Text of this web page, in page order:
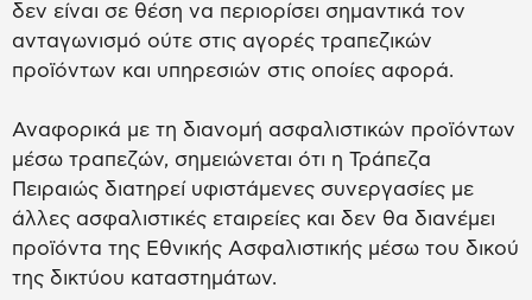
δεν είναι σε θέση να περιορίσει σημαντικά τον
ανταγωνισμό ούτε στις αγορές τραπεζικών
προϊόντων και υπηρεσιών στις οποίες αφορά.
Αναφορικά με τη διανομή ασφαλιστικών προϊόντων
μέσω τραπεζών, σημειώνεται ότι η Τράπεζα
Πειραιώς διατηρεί υφιστάμενες συνεργασίες με
άλλες ασφαλιστικές εταιρείες και δεν θα διανέμει
προϊόντα της Εθνικής Ασφαλιστικής μέσω του δικού
της δικτύου καταστημάτων.